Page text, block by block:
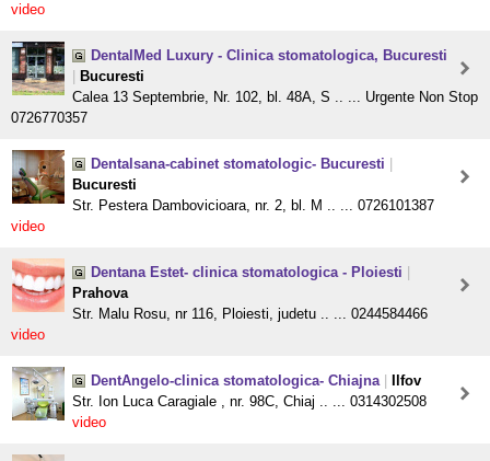
video
DentalMed Luxury - Clinica stomatologica, Bucuresti
Bucuresti
Calea 13 Septembrie, Nr. 102, bl. 48A, S .. ... Urgente Non Stop
0726770357
Dentalsana-cabinet stomatologic- Bucuresti
Bucuresti
Str. Pestera Dambovicioara, nr. 2, bl. M .. ... 0726101387
video
Dentana Estet- clinica stomatologica - Ploiesti
Prahova
Str. Malu Rosu, nr 116, Ploiesti, judetu .. ... 0244584466
video
DentAngelo-clinica stomatologica- Chiajna
Ilfov
Str. Ion Luca Caragiale , nr. 98C, Chiaj .. ... 0314302508
video